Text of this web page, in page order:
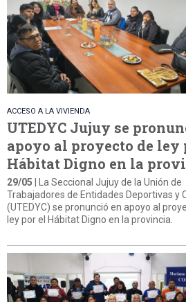
ACCESO A LA VIVIENDA
UTEDYC Jujuy se
apoyo al proyecto de ley
Hábitat Digno en la
29/05 | La Seccional Jujuy de la Unión de
Trabajadores de Entidades Deportivas y
(UTEDYC) se pronunció en apoyo al
ley por el Hábitat Digno en la provincia.